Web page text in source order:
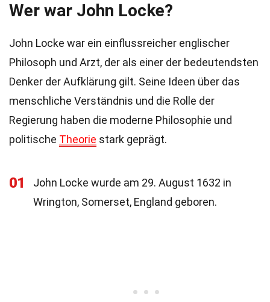
Wer war John Locke?
John Locke war ein einflussreicher englischer
Philosoph und Arzt, der als einer der bedeutendsten
Denker der Aufklärung gilt. Seine Ideen über das
menschliche Verständnis und die Rolle der
Regierung haben die moderne Philosophie und
politische Theorie stark geprägt.
01
John Locke wurde am 29. August 1632 in
Wrington, Somerset, England geboren.